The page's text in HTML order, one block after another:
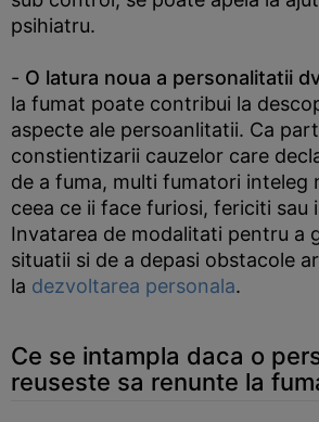
psihiatru.
- O latura noua a personalitatii
la fumat poate contribui la
aspecte ale persoanlitatii. Ca
constientizarii cauzelor care
de a fuma, multi fumatori inteleg
ceea ce ii face furiosi, fericiti sau
Invatarea de modalitati pentru a
situatii si de a depasi obstacole
la dezvoltarea personala.
Ce se intampla daca o
reuseste sa renunte la